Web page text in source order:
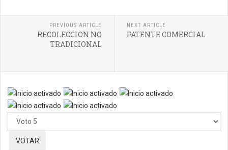
PREVIOUS ARTICLE
RECOLECCION NO
TRADICIONAL
NEXT ARTICLE
PATENTE COMERCIAL
Ratio:5 /5
vote